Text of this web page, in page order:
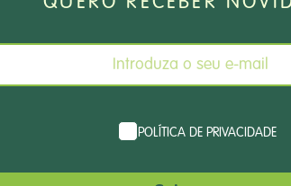
POLÍTICA DE PRIVACIDADE